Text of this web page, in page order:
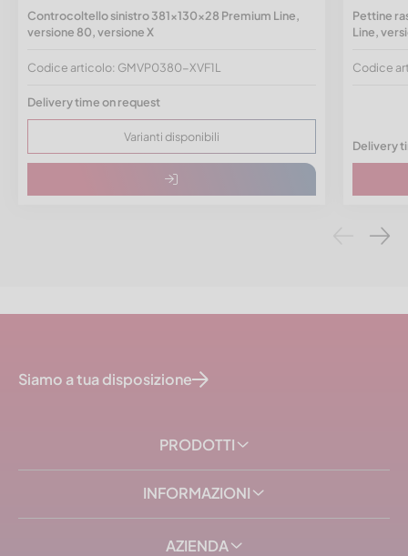
Controcoltello sinistro 381x130x28 Premium Line,
versione 80, versione X
Codice articolo: GMVP0380-XVF1L
Delivery time on request
Varianti disponibili
Pettine
Line,
Codice
Delivery
Siamo a tua disposizione
PRODOTTI
INFORMAZIONI
AZIENDA